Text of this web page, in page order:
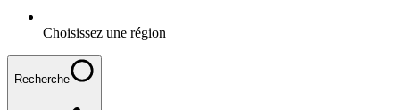
Choisissez une région
Recherche